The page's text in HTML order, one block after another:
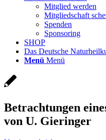
Mitglied werden
Mitgliedschaft
Spenden
Sponsoring
SHOP
Das Deutsche
Menü Menü
Betrachtungen
von U. Gieringer